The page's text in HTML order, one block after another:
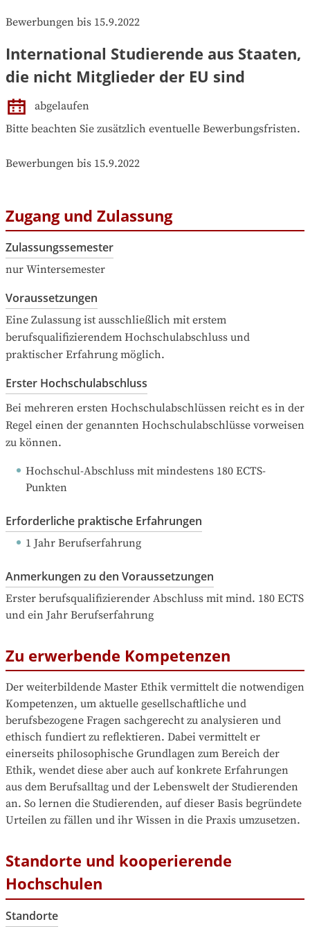
Bewerbungen bis 15.9.2022
International Studierende aus Staaten,
die nicht Mitglieder der EU sind
abgelaufen
Bitte beachten Sie zusätzlich eventuelle Bewerbungsfristen.
Bewerbungen bis 15.9.2022
Zugang und Zulassung
Zulassungssemester
nur Wintersemester
Voraussetzungen
Eine Zulassung ist ausschließlich mit erstem
berufsqualifizierendem Hochschulabschluss und
praktischer Erfahrung möglich.
Erster Hochschulabschluss
Bei mehreren ersten Hochschulabschlüssen reicht es in der
Regel einen der genannten Hochschulabschlüsse vorweisen
zu können.
Hochschul-Abschluss mit mindestens 180 ECTS-
Punkten
Erforderliche praktische Erfahrungen
1 Jahr Berufserfahrung
Anmerkungen zu den Voraussetzungen
Erster berufsqualifizierender Abschluss mit mind. 180 ECTS
und ein Jahr Berufserfahrung
Zu erwerbende Kompetenzen
Der weiterbildende Master Ethik vermittelt die notwendigen
Kompetenzen, um aktuelle gesellschaftliche und
berufsbezogene Fragen sachgerecht zu analysieren und
ethisch fundiert zu reflektieren. Dabei vermittelt er
einerseits philosophische Grundlagen zum Bereich der
Ethik, wendet diese aber auch auf konkrete Erfahrungen
aus dem Berufsalltag und der Lebenswelt der Studierenden
an. So lernen die Studierenden, auf dieser Basis begründete
Urteilen zu fällen und ihr Wissen in die Praxis umzusetzen.
Standorte und kooperierende
Hochschulen
Standorte